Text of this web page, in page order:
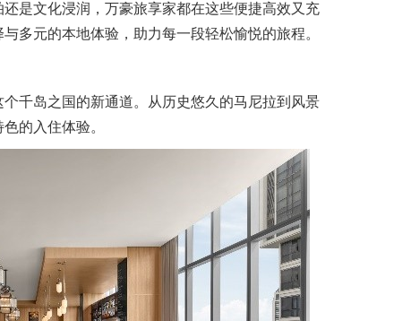
是文化浸润，万豪旅享家都在这些便捷高效又充
多元的本地体验，助力每一段轻松愉悦的旅程。
千岛之国的新通道。从历史悠久的马尼拉到风景
的入住体验。